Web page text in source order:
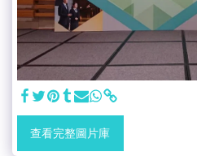
查看完整圖片庫